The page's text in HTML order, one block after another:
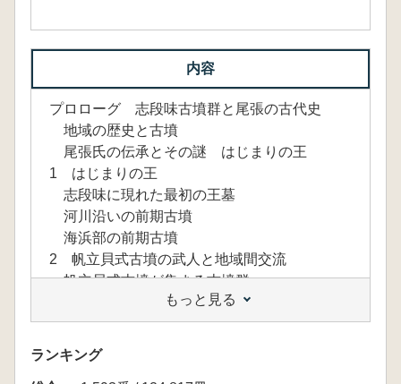
内容
プロローグ 志段味古墳群と尾張の古代史
地域の歴史と古墳
尾張氏の伝承とその謎 はじまりの王
1 はじまりの王
志段味に現れた最初の王墓
河川沿いの前期古墳
海浜部の前期古墳
2 帆立貝式古墳の武人と地域間交流
帆立貝式古墳が集まる古墳群
コラム 西大久手古増δ 埴輪と城山二号窯
帆立貝式古墳と他地域との交流
新しい外来文化と尾張のひとびと
3 濃尾の王、尾張氏
もっと見る
ランキング